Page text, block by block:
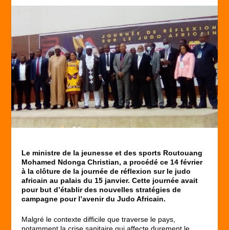
Le ministre de la jeunesse et des sports Routouang
Mohamed Ndonga Christian, a procédé ce 14 février
à la clôture de la journée de réflexion sur le judo
africain au palais du 15 janvier. Cette journée avait
pour but d’établir des nouvelles stratégies de
campagne pour l’avenir du Judo Africain.
Malgré le contexte difficile que traverse le pays,